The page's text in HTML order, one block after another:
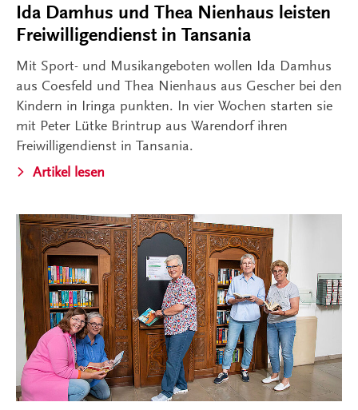
Ida Damhus und Thea Nienhaus leisten
Freiwilligendienst in Tansania
Mit Sport- und Musikangeboten wollen Ida Damhus
aus Coesfeld und Thea Nienhaus aus Gescher bei den
Kindern in Iringa punkten. In vier Wochen starten sie
mit Peter Lütke Brintrup aus Warendorf ihren
Freiwilligendienst in Tansania.
Artikel lesen